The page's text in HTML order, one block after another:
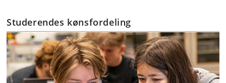
Studerendes kønsfordeling